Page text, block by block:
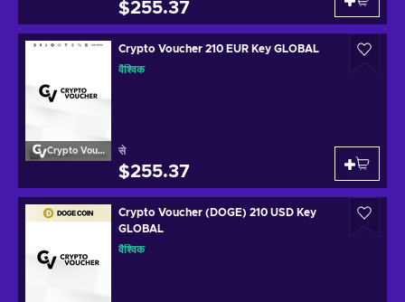
$255.37
Crypto Voucher
Crypto Voucher 210 EUR Key GLOBAL
वैश्विक
से
$255.37
Crypto Voucher (DOGE) 210 USD Key
GLOBAL
वैश्विक